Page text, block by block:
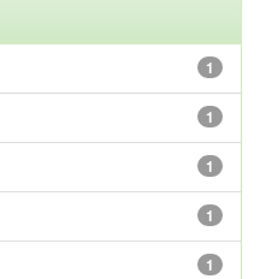
1
1
1
1
1